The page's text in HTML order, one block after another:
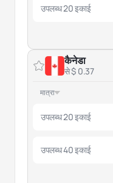
उपलब्ध 20 इकाई
कैनेडा
से $ 0.37
मात्रा
उपलब्ध 20 इकाई
उपलब्ध 40 इकाई